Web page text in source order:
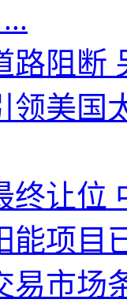
路阻断
领美国
终让位
能项目
易市场